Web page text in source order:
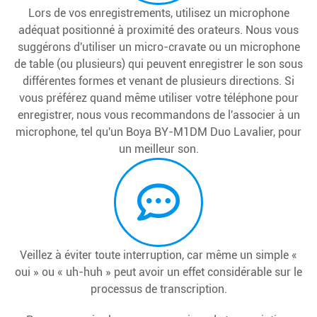
Lors de vos enregistrements, utilisez un microphone
adéquat positionné à proximité des orateurs. Nous vous
suggérons d'utiliser un micro-cravate ou un microphone
de table (ou plusieurs) qui peuvent enregistrer le son sous
différentes formes et venant de plusieurs directions. Si
vous préférez quand même utiliser votre téléphone pour
enregistrer, nous vous recommandons de l'associer à un
microphone, tel qu'un Boya BY-M1DM Duo Lavalier, pour
un meilleur son.
Veillez à éviter toute interruption, car même un simple «
oui » ou « uh-huh » peut avoir un effet considérable sur le
processus de transcription.